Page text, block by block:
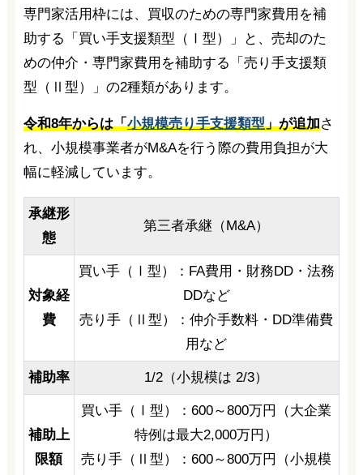
専門家活用枠には、買収のための専門家費用を補
助する「買い手支援類型（Ⅰ型）」と、売却のた
めの仲介・専門家費用を補助する「売り手支援類
型（Ⅱ型）」の2種類があります。
令和8年からは「小規模売り手支援類型」が追加さ
れ、小規模事業者がM&Aを行う際の費用負担が大
幅に軽減しています。
承継形
態
第三者承継（M&A）
対象経
費
買い手（Ⅰ型）：FA費用・財務DD・法務
DDなど
売り手（Ⅱ型）：仲介手数料・DD準備費
用など
補助率 1/2（小規模は 2/3）
補助上
限額
買い手（Ⅰ型）：600～800万円（大企業
特例は最大2,000万円）
売り手（Ⅱ型）：600～800万円（小規模